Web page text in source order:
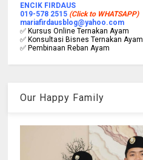
ENCIK FIRDAUS
019-578 2515 (Click to WHATSAPP)
mariafirdausblog@yahoo.com
✅ Kursus Online Ternakan Ayam
✅ Konsultasi Bisnes Ternakan Ayam
✅ Pembinaan Reban Ayam
Our Happy Family